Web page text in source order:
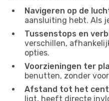
Navigeren op de
aansluiting hebt. Als
Tussenstops en
verschillen,
opties.
Voorzieningen ter
benutten, zonder
Afstand tot het
ligt, heeft directe